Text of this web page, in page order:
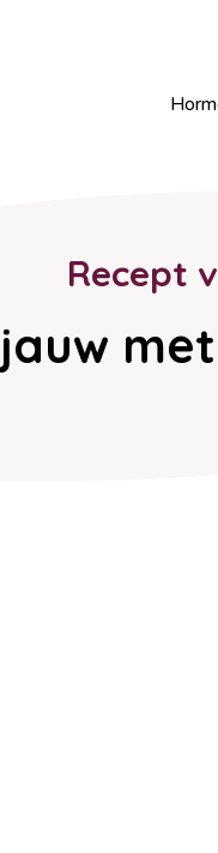
Recept